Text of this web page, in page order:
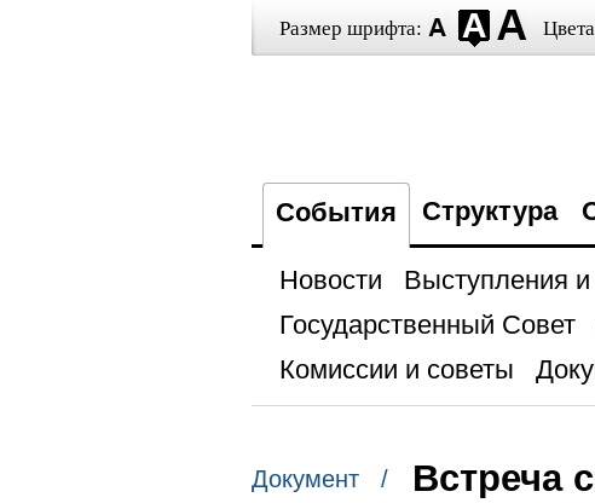
Размер шрифта:
События Структура
Новости Выступления
Государственный Совет
Комиссии и советы
Документ / Встреча